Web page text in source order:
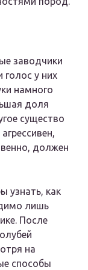
заводчики
голос у них
намного
доля
существо
должен
узнать, как
лишь
После
на
способы